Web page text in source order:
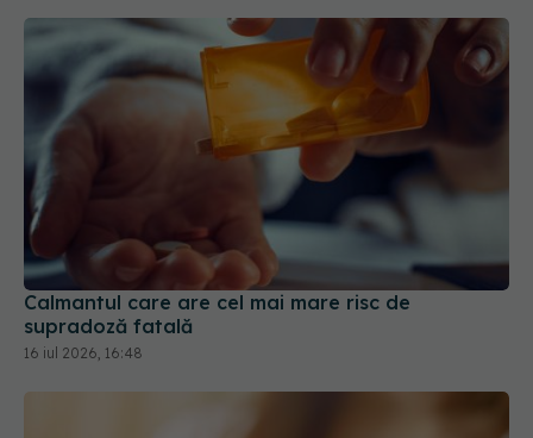
Calmantul care are cel mai mare risc de
supradoză fatală
16 iul 2026, 16:48